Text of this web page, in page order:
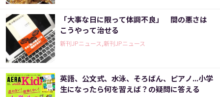
「大事な日に限って体調不良」 間の悪さは
こうやって治せる
新刊JPニュース,新刊JPニュース
英語、公文式、水泳、そろばん、ピアノ...小学
生になったら何を習えば？の疑問に答える